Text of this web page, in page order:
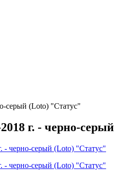
серый (Loto) "Статус"
г. - черно-